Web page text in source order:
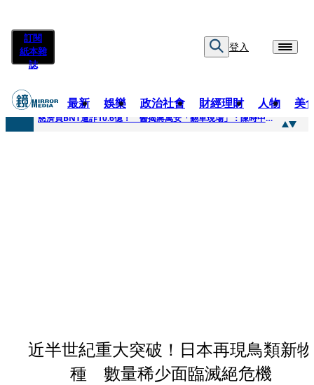
訂閱
紙本雜
誌
登入
最新 娛樂 政治社會 財經理財 人物 美
快訊
慈濟買BNT遭詐10.6億！ 醫揭蔣萬安「翻車現場」：陳時中當年是阻止被騙
近半世紀重大突破！日本再現鳥類新物
種 數量稀少面臨滅絕危機